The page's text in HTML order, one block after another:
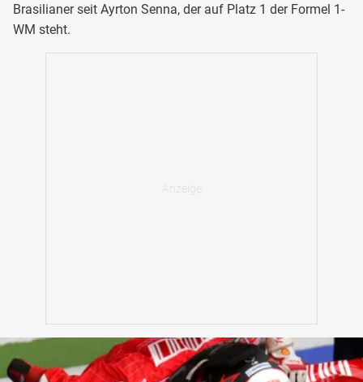
Brasilianer seit Ayrton Senna, der auf Platz 1 der Formel 1-
WM steht.